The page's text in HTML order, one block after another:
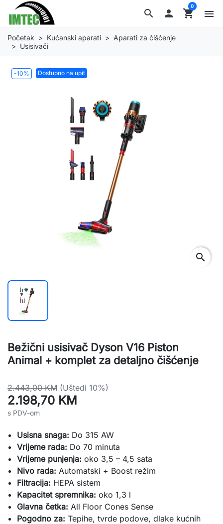
search  shopping_cart
0
menu
Početak Kućanski aparati
Aparati za čišćenje
Usisivači
-10% Dostupno na upit
search
Bežični usisivač Dyson V16 Piston
Animal + komplet za detaljno čišćenje
2.443,00 KM (Uštedi 10%)
2.198,70 KM
s PDV-om
Usisna snaga: Do 315 AW
Vrijeme rada: Do 70 minuta
Vrijeme punjenja: oko 3,5 – 4,5 sata
Nivo rada: Automatski + Boost režim
Filtracija: HEPA sistem
Kapacitet spremnika: oko 1,3 l
Glavna četka: All Floor Cones Sense
Pogodno za: Tepihe, tvrde podove, dlake kućnih